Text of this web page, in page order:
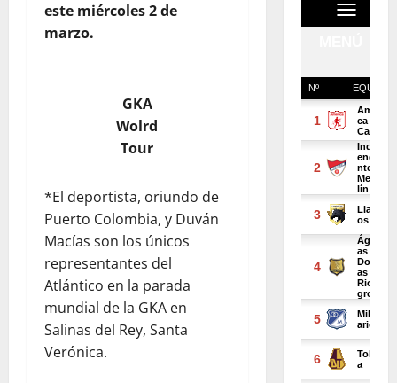
este miércoles 2 de
marzo.
GKA
Wolrd
Tour
*El deportista, oriundo de
Puerto Colombia, y Duván
Macías son los únicos
representantes del
Atlántico en la parada
mundial de la GKA en
Salinas del Rey, Santa
Verónica.